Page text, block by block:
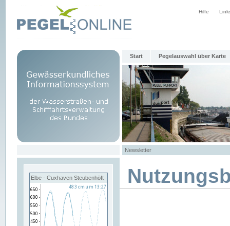
Hilfe
Start Pegelauswahl über Karte
Newsletter
Elbe - Cuxhaven Steubenhöft